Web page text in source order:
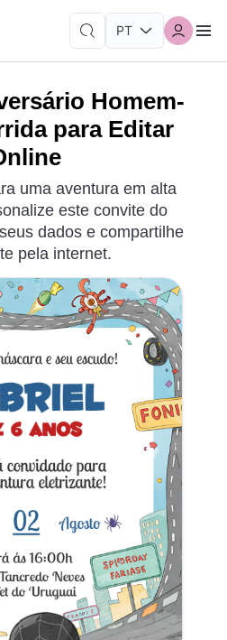
Homem-
para Editar
uma aventura em alta
este convite do
dados e compartilhe
pela internet.